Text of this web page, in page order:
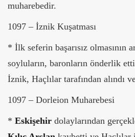
muharebedir.
1097 – İznik Kuşatması
* İlk seferin başarısız olmasının
soyluların, baronların önderlik
İznik, Haçlılar tarafından alındı
1097 – Dorleion Muharebesi
* Eskişehir dolaylarından